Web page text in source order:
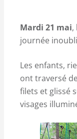
Mardi 21 mai,
journée
Les enfants,
ont traversé
filets et glissé
visages